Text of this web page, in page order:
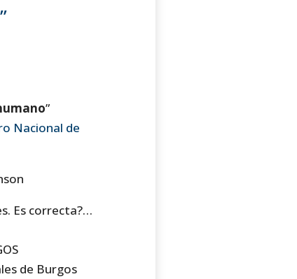
”
Nacional de
Es correcta?…
de Burgos